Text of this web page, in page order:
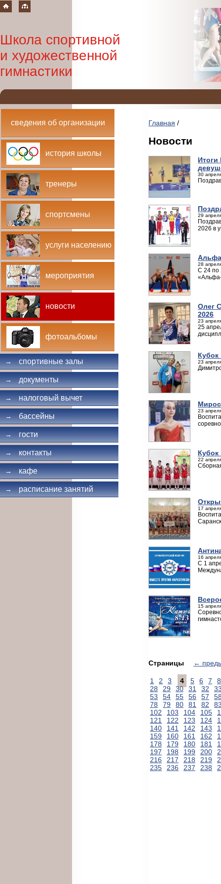
Школа спортивной
и художественной
гимнастики
сведения об организации
история школы
тренеры
спортсмены
услуги населению
мероприятия
новости
фотоальбомы
→ спортивные залы
→ документы
→ налоговый вычет
→ бассейны
→ гости
→ контакты
→ кафе
→ расписание занятий
Главная /
Новости
Итоги
30
29
2026 в
28
С 24 по
Олег
2026
23
25
Кубок
23
23
Кубок
22
17
16
С 1
15
Страницы ←
1 2 3 4 5 6 7
8
28
29 30 31 32
53
54 55 56 57
78
79 80 81 82
102
103 104 105
121
122 123 124
140
141 142 143
159
160 161 162
178
179 180 181
197
198 199 200
216
217 218 219
235
236 237 238